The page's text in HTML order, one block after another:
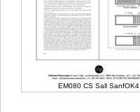
EM080 CS Sall SanfOK4